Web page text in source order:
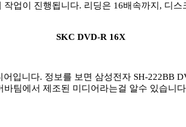
작업이 진행됩니다. 리딩은 16배속까지, 디스
SKC DVD-R 16X
어입니다. 정보를 보면 삼성전자 SH-222BB
바팀에서 제조된 미디어라는걸 알수 있습니